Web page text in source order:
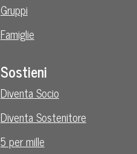
Gruppi
Famiglie
Sostieni
Diventa Socio
Diventa Sostenitore
5 per mille